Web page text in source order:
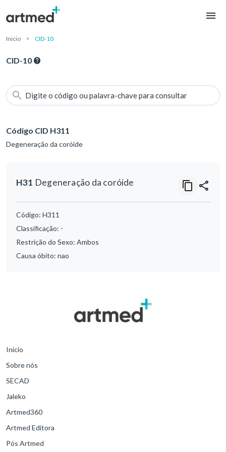
Início CID-10
CID-10
Digite o código ou palavra-chave para consultar
Código CID H311
Degeneração da coróide
H31 Degeneração da coróide
Código: H311
Classificação: -
Restrição do Sexo: Ambos
Causa óbito: nao
Início
Sobre nós
SECAD
Jaleko
Artmed360
Artmed Editora
Pós Artmed